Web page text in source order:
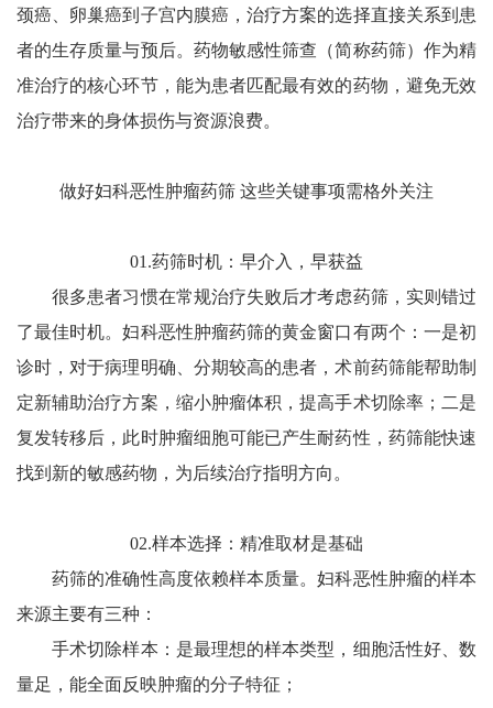
颈癌、卵巢癌到子宫内膜癌，治疗方案的选择直接关系到患
者的生存质量与预后。药物敏感性筛查（简称药筛）作为精
准治疗的核心环节，能为患者匹配最有效的药物，避免无效
治疗带来的身体损伤与资源浪费。
做好妇科恶性肿瘤药筛 这些关键事项需格外关注
01.药筛时机：早介入，早获益
很多患者习惯在常规治疗失败后才考虑药筛，实则错过
了最佳时机。妇科恶性肿瘤药筛的黄金窗口有两个：一是初
诊时，对于病理明确、分期较高的患者，术前药筛能帮助制
定新辅助治疗方案，缩小肿瘤体积，提高手术切除率；二是
复发转移后，此时肿瘤细胞可能已产生耐药性，药筛能快速
找到新的敏感药物，为后续治疗指明方向。
02.样本选择：精准取材是基础
药筛的准确性高度依赖样本质量。妇科恶性肿瘤的样本
来源主要有三种：
手术切除样本：是最理想的样本类型，细胞活性好、数
量足，能全面反映肿瘤的分子特征；